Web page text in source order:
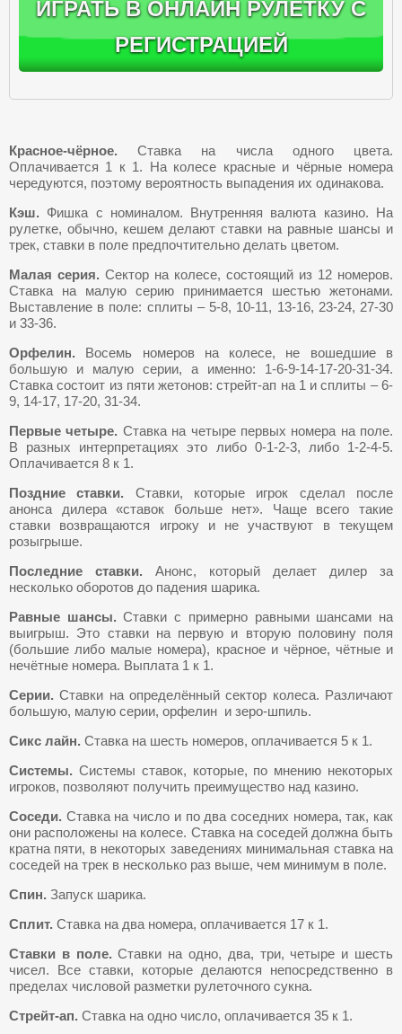
ИГРАТЬ В ОНЛАЙН РУЛЕТКУ C
РЕГИСТРАЦИЕЙ
Красное-чёрное.Ставка на числа одного цвета.
Оплачивается 1 к 1. На колесе красные и чёрные номера
чередуются, поэтому вероятность выпадения их одинакова.
Кэш. Фишка с номиналом. Внутренняя валюта казино. На
рулетке, обычно, кешем делают ставки на равные шансы и
трек, ставки в поле предпочтительно делать цветом.
Малая серия. Сектор на колесе, состоящий из 12 номеров.
Ставка на малую серию принимается шестью жетонами.
Выставление в поле: сплиты – 5-8, 10-11, 13-16, 23-24, 27-30
и 33-36.
Орфелин. Восемь номеров на колесе, не вошедшие в
большую и малую серии, а именно: 1-6-9-14-17-20-31-34.
Ставка состоит из пяти жетонов: стрейт-ап на 1 и сплиты – 6-
9, 14-17, 17-20, 31-34.
Первые четыре. Ставка на четыре первых номера на поле.
В разных интерпретациях это либо 0-1-2-3, либо 1-2-4-5.
Оплачивается 8 к 1.
Поздние ставки. Ставки, которые игрок сделал после
анонса дилера «ставок больше нет». Чаще всего такие
ставки возвращаются игроку и не участвуют в текущем
розыгрыше.
Последние ставки. Анонс, который делает дилер за
несколько оборотов до падения шарика.
Равные шансы.Ставки с примерно равными шансами на
выигрыш. Это ставки на первую и вторую половину поля
(большие либо малые номера), красное и чёрное, чётные и
нечётные номера. Выплата 1 к 1.
Серии.Ставки на определённый сектор колеса. Различают
большую, малую серии, орфелин и зеро-шпиль.
Сикс лайн. Ставка на шесть номеров, оплачивается 5 к 1.
Системы. Системы ставок, которые, по мнению некоторых
игроков, позволяют получить преимущество над казино.
Соседи. Ставка на число и по два соседних номера, так, как
они расположены на колесе. Ставка на соседей должна быть
кратна пяти, в некоторых заведениях минимальная ставка на
соседей на трек в несколько раз выше, чем минимум в поле.
Спин. Запуск шарика.
Сплит. Ставка на два номера, оплачивается 17 к 1.
Ставки в поле.Ставки на одно, два, три, четыре и шесть
чисел. Все ставки, которые делаются непосредственно в
пределах числовой разметки рулеточного сукна.
Стрейт-ап. Ставка на одно число, оплачивается 35 к 1.